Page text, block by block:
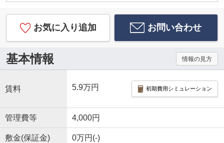
お気に入り追加 お問い合わせ
基本情報 情報の見方
賃料 5.9万円 初期費用シミュレーション
管理費等 4,000円
敷金(保証金) 0万円(-)